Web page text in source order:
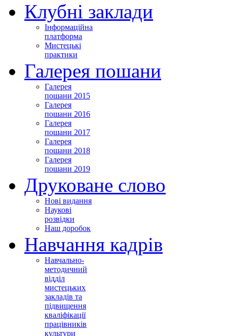
Клубні заклади
Інформаційна
платформа
Мистецькі
практики
Галерея пошани
Галерея
пошани 2015
Галерея
пошани 2016
Галерея
пошани 2017
Галерея
пошани 2018
Галерея
пошани 2019
Друковане слово
Нові видання
Наукові
розвідки
Наш доробок
Навчання кадрів
Навчально-
методичний
відділ
мистецьких
закладів та
підвищення
кваліфікації
працівників
культури